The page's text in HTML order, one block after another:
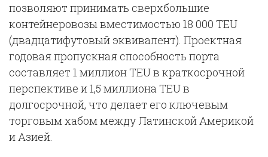
позволяют принимать сверхбольшие
контейнеровозы вместимостью 18 000 TEU
(двадцатифутовый эквивалент). Проектная
годовая пропускная способность порта
составляет 1 миллион TEU в краткосрочной
перспективе и 1,5 миллиона TEU в
долгосрочной, что делает его ключевым
торговым хабом между Латинской Америкой
и Азией.